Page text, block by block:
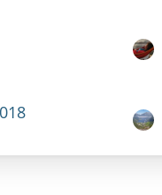
e
i
ä
g
e
t
e
i
L
e
t
B
L
e
t